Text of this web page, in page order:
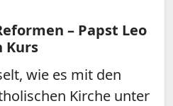
– Papst Leo
Kurs
wie es mit den
Kirche unter